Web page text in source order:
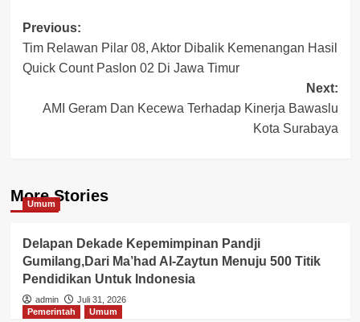
Post
navigation
Previous:
Tim Relawan Pilar 08, Aktor Dibalik Kemenangan Hasil
Quick Count Paslon 02 Di Jawa Timur
Next:
AMI Geram Dan Kecewa Terhadap Kinerja Bawaslu
Kota Surabaya
More Stories
Umum
Delapan Dekade Kepemimpinan Pandji
Gumilang,Dari Ma’had Al-Zaytun Menuju 500 Titik
Pendidikan Untuk Indonesia
admin
Juli 31, 2026
Pemerintah
Umum